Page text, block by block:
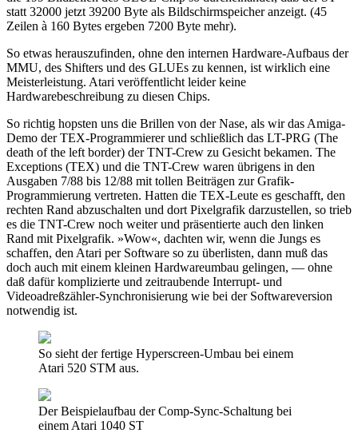
statt 32000 jetzt 39200 Byte als Bildschirmspeicher anzeigt. (45
Zeilen à 160 Bytes ergeben 7200 Byte mehr).
So etwas herauszufinden, ohne den internen Hardware-Aufbaus der
MMU, des Shifters und des GLUEs zu kennen, ist wirklich eine
Meisterleistung. Atari veröffentlicht leider keine
Hardwarebeschreibung zu diesen Chips.
So richtig hopsten uns die Brillen von der Nase, als wir das Amiga-
Demo der TEX-Programmierer und schließlich das LT-PRG (The
death of the left border) der TNT-Crew zu Gesicht bekamen. The
Exceptions (TEX) und die TNT-Crew waren übrigens in den
Ausgaben 7/88 bis 12/88 mit tollen Beiträgen zur Grafik-
Programmierung vertreten. Hatten die TEX-Leute es geschafft, den
rechten Rand abzuschalten und dort Pixelgrafik darzustellen, so trieb
es die TNT-Crew noch weiter und präsentierte auch den linken
Rand mit Pixelgrafik. »Wow«, dachten wir, wenn die Jungs es
schaffen, den Atari per Software so zu überlisten, dann muß das
doch auch mit einem kleinen Hardwareumbau gelingen, — ohne
daß dafür komplizierte und zeitraubende Interrupt- und
Videoadreßzähler-Synchronisierung wie bei der Softwareversion
notwendig ist.
So sieht der fertige Hyperscreen-Umbau bei einem
Atari 520 STM aus.
Der Beispielaufbau der Comp-Sync-Schaltung bei
einem Atari 1040 ST